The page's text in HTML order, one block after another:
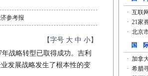
参考报
【字号 大 中 小】
战略转型已取得成功。吉利
发展战略发生了根本性的变